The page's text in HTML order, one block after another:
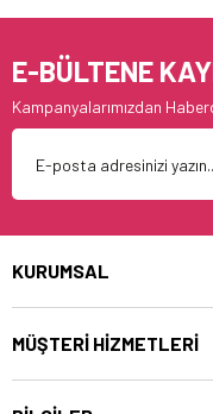
E-BÜLTENE
Kampanyalarımızdan
KURUMSAL
MÜŞTERİ HİZMETLERİ